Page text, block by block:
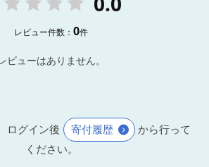
レビュー件数：0件
ビューはありません。
ログイン後 寄付履歴
から行って
ください。